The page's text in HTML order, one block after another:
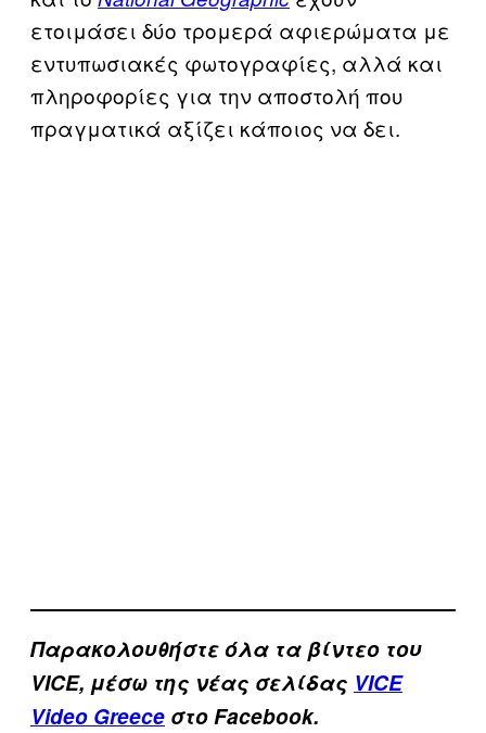
ετοιμάσει δύο τρομερά αφιερώματα με
εντυπωσιακές φωτογραφίες, αλλά και
πληροφορίες για την αποστολή που
πραγματικά αξίζει κάποιος να δει.
Παρακολουθήστε όλα τα βίντεo του
VICE, μέσω της νέας σελίδας VICE
Video Greece στο Facebook.